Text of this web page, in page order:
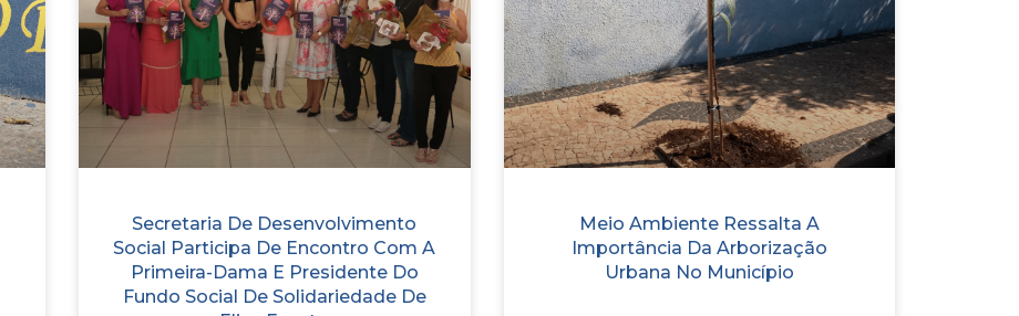
Secretaria De Desenvolvimento
Social Participa De Encontro Com A
Primeira-Dama E Presidente Do
Fundo Social De Solidariedade De
Meio Ambiente Ressalta A
Importância Da Arborização
Urbana No Município